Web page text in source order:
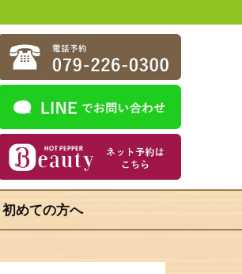
初めての方へ